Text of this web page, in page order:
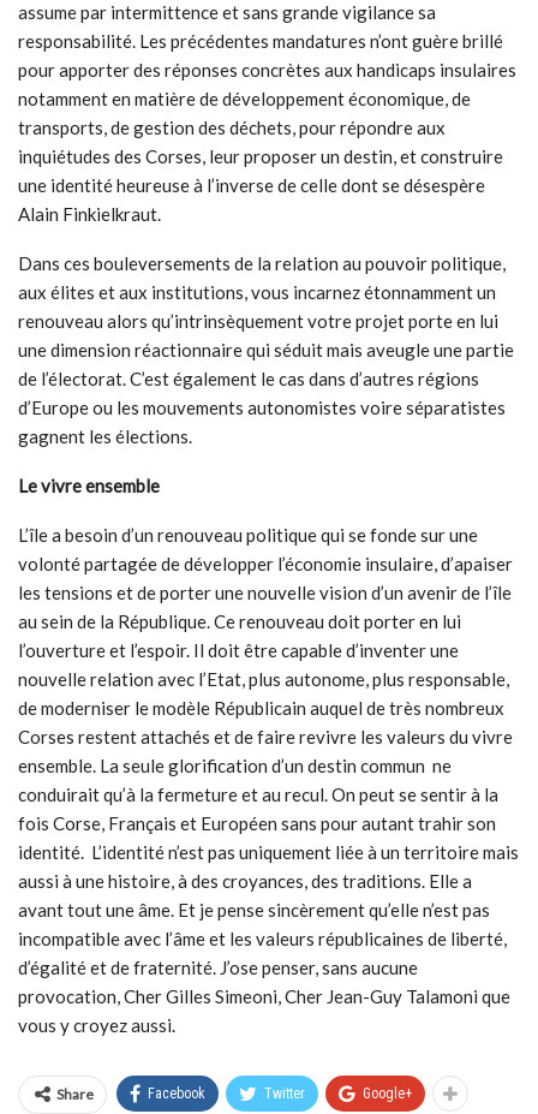
assume par intermittence et sans grande vigilance sa
responsabilité. Les précédentes mandatures n’ont guère brillé
pour apporter des réponses concrètes aux handicaps insulaires
notamment en matière de développement économique, de
transports, de gestion des déchets, pour répondre aux
inquiétudes des Corses, leur proposer un destin, et construire
une identité heureuse à l’inverse de celle dont se désespère
Alain Finkielkraut.
Dans ces bouleversements de la relation au pouvoir politique,
aux élites et aux institutions, vous incarnez étonnamment un
renouveau alors qu’intrinsèquement votre projet porte en lui
une dimension réactionnaire qui séduit mais aveugle une partie
de l’électorat. C’est également le cas dans d’autres régions
d’Europe ou les mouvements autonomistes voire séparatistes
gagnent les élections.
Le vivre ensemble
L’île a besoin d’un renouveau politique qui se fonde sur une
volonté partagée de développer l’économie insulaire, d’apaiser
les tensions et de porter une nouvelle vision d’un avenir de l’île
au sein de la République. Ce renouveau doit porter en lui
l’ouverture et l’espoir. Il doit être capable d’inventer une
nouvelle relation avec l’Etat, plus autonome, plus responsable,
de moderniser le modèle Républicain auquel de très nombreux
Corses restent attachés et de faire revivre les valeurs du vivre
ensemble. La seule glorification d’un destin commun ne
conduirait qu’à la fermeture et au recul. On peut se sentir à la
fois Corse, Français et Européen sans pour autant trahir son
identité. L’identité n’est pas uniquement liée à un territoire mais
aussi à une histoire, à des croyances, des traditions. Elle a
avant tout une âme. Et je pense sincèrement qu’elle n’est pas
incompatible avec l’âme et les valeurs républicaines de liberté,
d’égalité et de fraternité. J’ose penser, sans aucune
provocation, Cher Gilles Simeoni, Cher Jean-Guy Talamoni que
vous y croyez aussi.
Share Facebook Twitter Google+